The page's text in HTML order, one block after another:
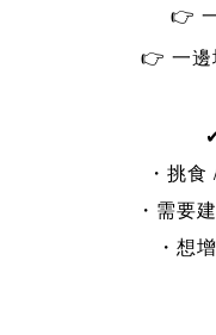
👉
👉 一邊
・挑
・需要
・想